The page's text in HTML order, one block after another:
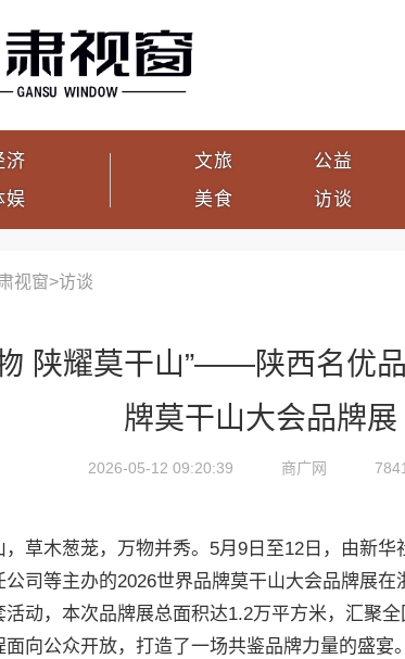
济
娱
文旅
美食
公益
访谈
视窗>访谈
陕耀莫干山”——陕西名优
牌莫干山大会品牌展
2026-05-12 09:20:39 商广网
草木葱茏，万物并秀。5月9日至12日，由新华
公司等主办的2026世界品牌莫干山大会品牌展
活动，本次品牌展总面积达1.2万平方米，汇聚
向公众开放，打造了一场共鉴品牌力量的盛宴。